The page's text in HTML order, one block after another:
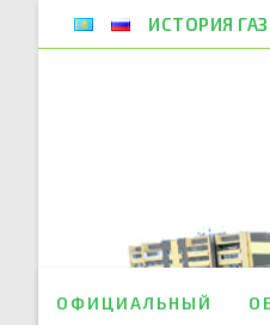
ИСТОРИЯ
ОФИЦИАЛЬНЫЙ